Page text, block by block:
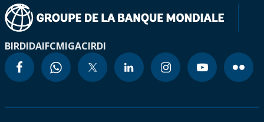
BIRDIDAIFCMIGACIRDI